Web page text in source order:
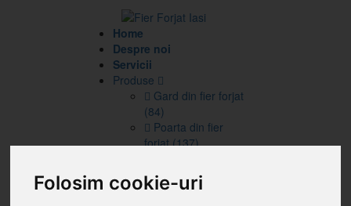
Folosim cookie-uri
Home
Despre noi
Servicii
Produse
Gard din fier forjat
(84)
Poarta din fier
forjat (137)
forjat (32)
Porti din fier cu